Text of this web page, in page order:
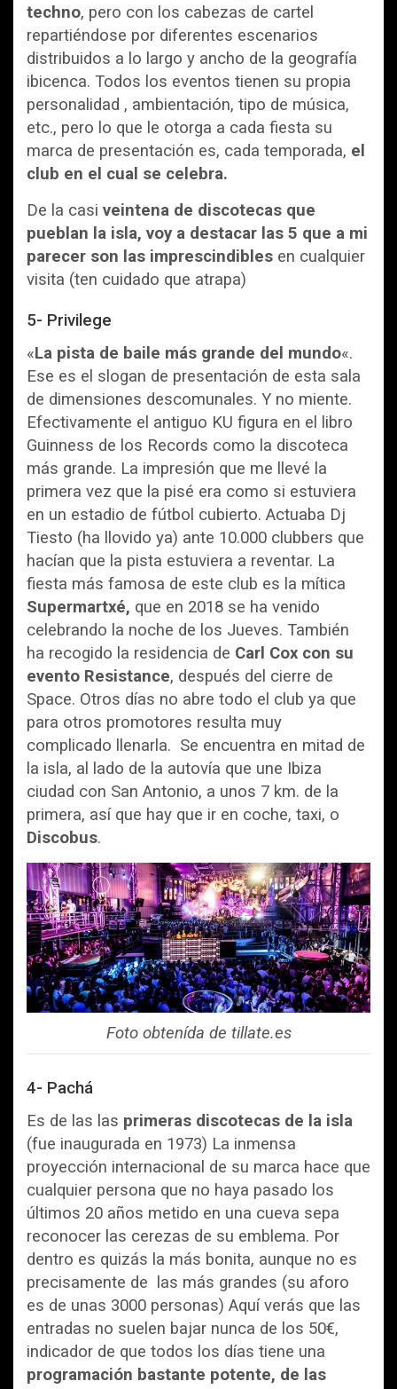
techno, pero con los cabezas de cartel
repartiéndose por diferentes escenarios
distribuidos a lo largo y ancho de la geografía
ibicenca. Todos los eventos tienen su propia
personalidad , ambientación, tipo de música,
etc., pero lo que le otorga a cada fiesta su
marca de presentación es, cada temporada, el
club en el cual se celebra.
De la casi veintena de discotecas que
pueblan la isla, voy a destacar las 5 que a mi
parecer son las imprescindibles en cualquier
visita (ten cuidado que atrapa)
5- Privilege
«La pista de baile más grande del mundo«.
Ese es el slogan de presentación de esta sala
de dimensiones descomunales. Y no miente.
Efectivamente el antiguo KU figura en el libro
Guinness de los Records como la discoteca
más grande. La impresión que me llevé la
primera vez que la pisé era como si estuviera
en un estadio de fútbol cubierto. Actuaba Dj
Tiesto (ha llovido ya) ante 10.000 clubbers que
hacían que la pista estuviera a reventar. La
fiesta más famosa de este club es la mítica
Supermartxé, que en 2018 se ha venido
celebrando la noche de los Jueves. También
ha recogido la residencia de Carl Cox con su
evento Resistance, después del cierre de
Space. Otros días no abre todo el club ya que
para otros promotores resulta muy
complicado llenarla. Se encuentra en mitad de
la isla, al lado de la autovía que une Ibiza
ciudad con San Antonio, a unos 7 km. de la
primera, así que hay que ir en coche, taxi, o
Discobus.
Foto obtenída de tillate.es
4- Pachá
Es de las las primeras discotecas de la isla
(fue inaugurada en 1973) La inmensa
proyección internacional de su marca hace que
cualquier persona que no haya pasado los
últimos 20 años metido en una cueva sepa
reconocer las cerezas de su emblema. Por
dentro es quizás la más bonita, aunque no es
precisamente de las más grandes (su aforo
es de unas 3000 personas) Aquí verás que las
entradas no suelen bajar nunca de los 50€,
indicador de que todos los días tiene una
programación bastante potente, de las